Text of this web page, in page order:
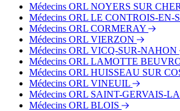
Médecins ORL NOYERS SUR CHER
Médecins ORL LE CONTROIS-EN-
Médecins ORL CORMERAY
Médecins ORL VIERZON
Médecins ORL VICQ-SUR-NAHON
Médecins ORL LAMOTTE
Médecins ORL HUISSEAU SUR
Médecins ORL VINEUIL
Médecins ORL SAINT-GERVAIS-
Médecins ORL BLOIS